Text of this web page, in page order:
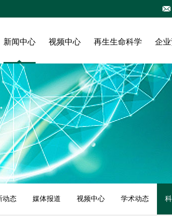
新闻中心 视频中心 再生生命科学 企
动态 媒体报道 视频中心 学术动态